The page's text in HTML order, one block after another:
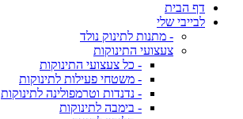
דף הבית
לבייבי שלי
- מתנות לתינוק נולד
צעצועי התינוקות
- כל צעצועי התינוקות
- משטחי פעילות לתינוקות
- נדנדות וטרמפולינה לתינוקות
- בימבה לתינוקות